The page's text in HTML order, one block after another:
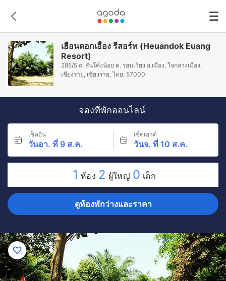
เฮือนดอกเอื้อง รีสอร์ท (Heuandok Euang
Resort)
285/5 ถ. สันโค้งน้อย ต. รอบเวียง อ.เมือง, ใจกลางเมือง,
เชียงราย, เชียงราย, ไทย, 57000
จองที่พักออนไลน์
เช็คอิน
วันอา. ที่ 9 ส.ค.
เช็คเอาต์
วันจ. ที่ 10 ส.ค.
1 ห้อง 2 ผู้ใหญ่ 0 เด็ก
ดูห้องพักว่างและราคา